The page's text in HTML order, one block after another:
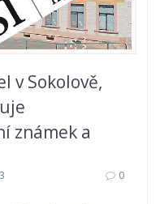
v Sokolově,
známek a
0